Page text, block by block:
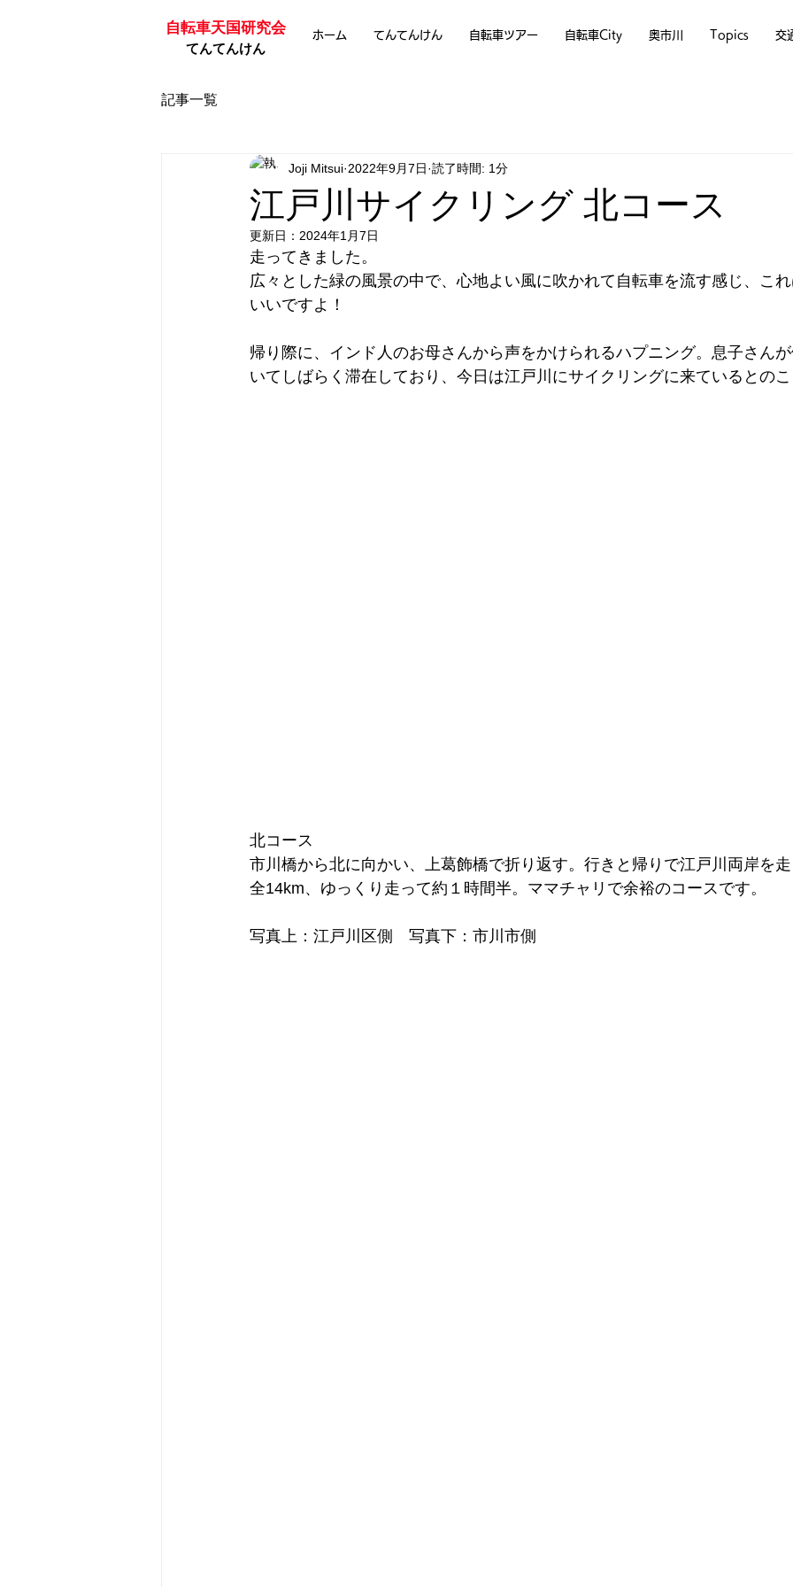
自転車天国研究会
てんてんけん
ホーム てんてんけん 自転車ツアー 自転車City 奥市川 Topics 交
記事一覧
江戸川サイクリング 北コース
Joji Mitsui 2022年9月7日 読了時間: 1分
更新日： 2024年1月7日
走ってきました。
広々とした緑の風景の中で、心地よい風に吹かれて自転車を流す感じ、こ
いいですよ！
帰り際に、インド人のお母さんから声をかけられるハプニング。息子さん
いてしばらく滞在しており、今日は江戸川にサイクリングに来ているとの
北コース
市川橋から北に向かい、上葛飾橋で折り返す。行きと帰りで江戸川両岸を
全14km、ゆっくり走って約１時間半。ママチャリで余裕のコースです。
写真上：江戸川区側　写真下：市川市側